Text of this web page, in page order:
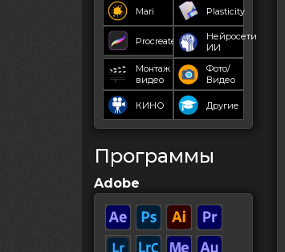
Mari Plasticity
Procreate
Нейросети
ИИ
Монтаж
видео
Фото/
Видео
КИНО Другие
Программы
Adobe